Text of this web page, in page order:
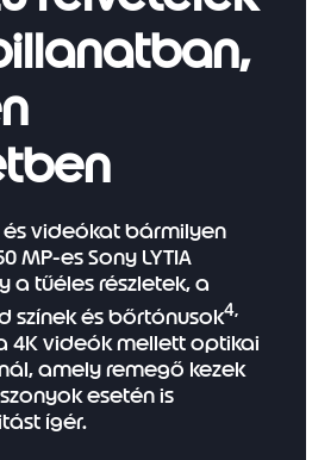
videókat bármilyen
MP-es Sony LYTIA
a tűéles részletek, a
színek és bőrtónusok4,
4K videók mellett optikai
amely remegő kezek
esetén is
ígér.